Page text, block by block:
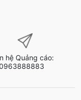
hệ Quảng cáo: